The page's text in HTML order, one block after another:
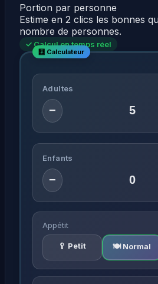
Portion par personne
Estime en 2 clics les bonnes
nombre de personnes.
✓ Calcul en temps réel
Adultes
−
Enfants
−
Appétit
🥄 Petit 🍽️ Normal